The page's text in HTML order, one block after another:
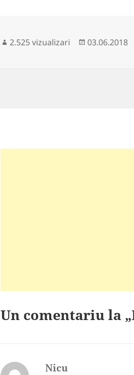
2.525 vizualizari
Publicat
03.06.2018
Un comentariu la
Nicu